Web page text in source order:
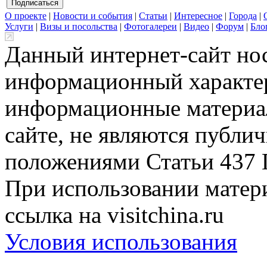
О проекте | Новости и события | Статьи | Интересное | Города |
Услуги | Визы и посольства | Фотогалереи | Видео | Форум |
Данный интернет-сайт
информационный
информационные
сайте, не являются
положениями Статьи 437
При использовании
ссылка на visitchina.ru
Условия использования